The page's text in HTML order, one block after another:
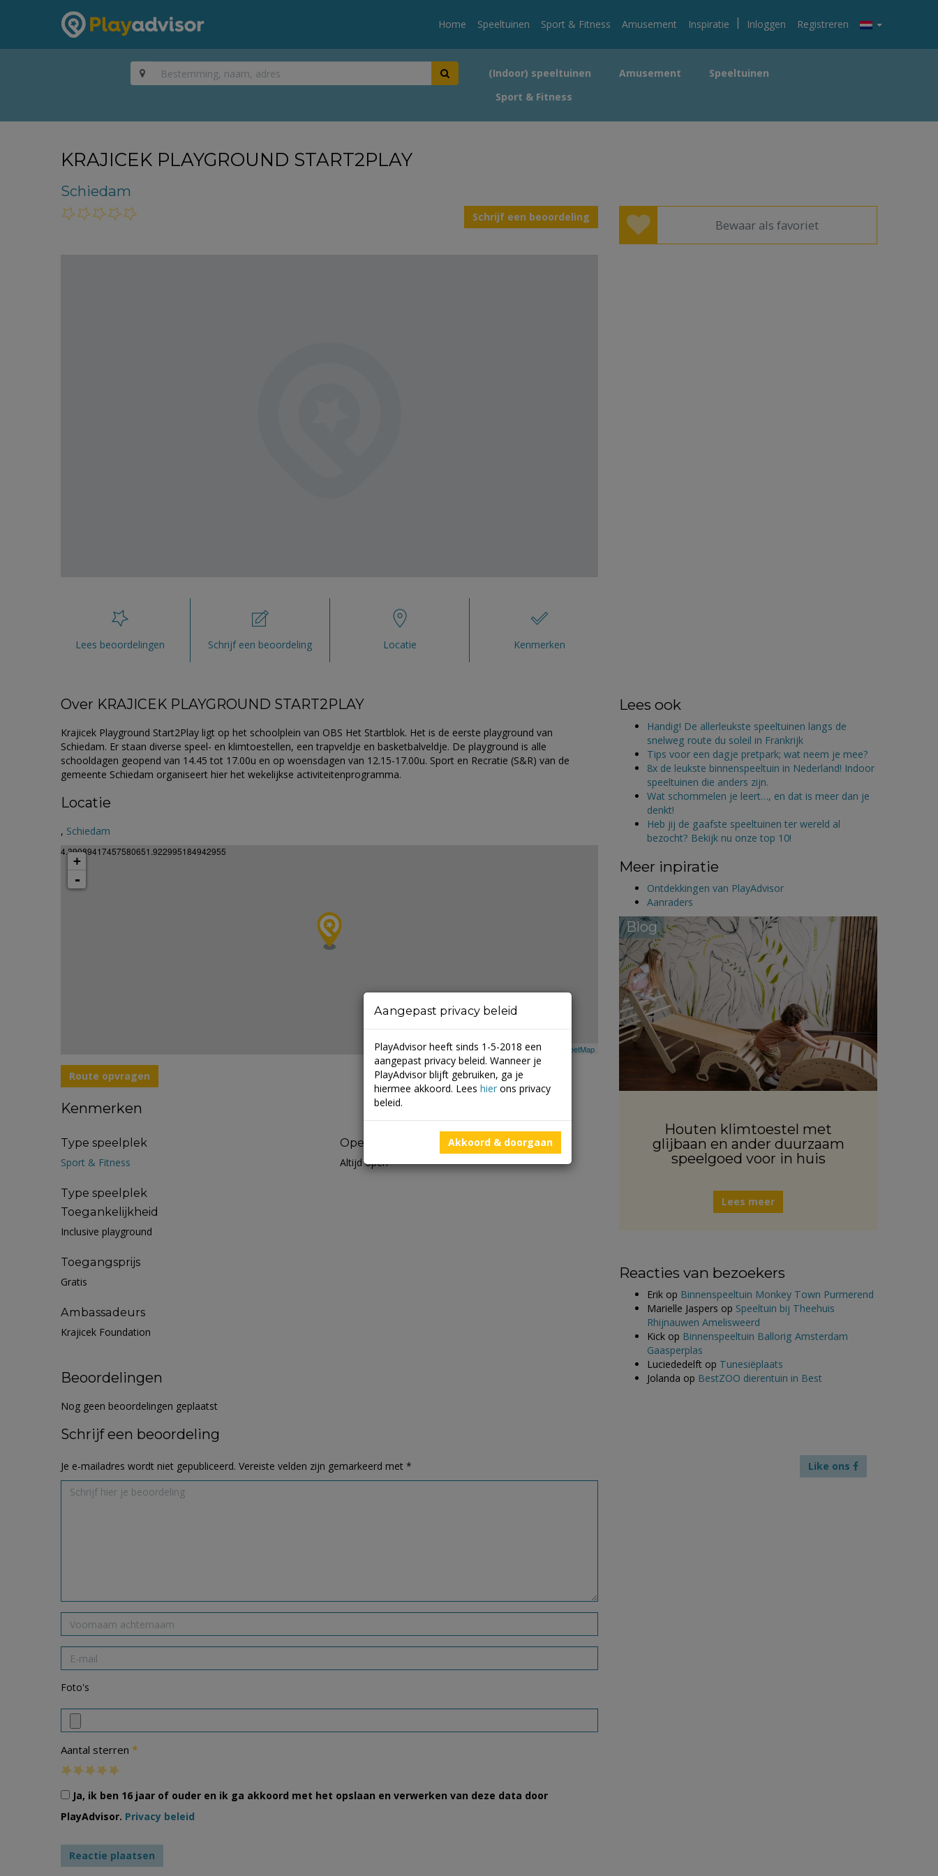
Home Speeltuinen Sport & Fitness Amusement Inspiratie | Inloggen Registreren
(Indoor) speeltuinen Amusement
Speeltuinen
Sport & Fitness
KRAJICEK PLAYGROUND START2PLAY
Schiedam
Schrijf een beoordeling
Bewaar als favoriet
Lees beoordelingen Schrijf een beoordeling Locatie Kenmerken
Over KRAJICEK PLAYGROUND START2PLAY
Krajicek Playground Start2Play ligt op het schoolplein van OBS Het Startblok. Het is de eerste playground van
Schiedam. Er staan diverse speel- en klimtoestellen, een trapveldje en basketbalveldje. De playground is alle
schooldagen geopend van 14.45 tot 17.00u en op woensdagen van 12.15-17.00u. Sport en Recratie (S&R) van de
gemeente Schiedam organiseert hier het wekelijkse activiteitenprogramma.
Locatie
, Schiedam
4.39089417457580651.922995184942955
+
-
Leaflet| ©Mapbox© OpenStreetMap
Route opvragen
Kenmerken
Type speelplek
Sport & Fitness
Type speelplek
Toegankelijkheid
Inclusive playground
Toegangsprijs
Gratis
Ambassadeurs
Krajicek Foundation
Openingstijden
Altijd open
Beoordelingen
Nog geen beoordelingen geplaatst
Schrijf een beoordeling
Je e-mailadres wordt niet gepubliceerd. Vereiste velden zijn gemarkeerd met *
Foto's
Aantal sterren *
Ja, ik ben 16 jaar of ouder en ik ga akkoord met het opslaan en verwerken van deze data door
PlayAdvisor. Privacy beleid
Lees ook
Handig! De allerleukste speeltuinen langs de
snelweg route du soleil in Frankrijk
Tips voor een dagje pretpark; wat neem je mee?
8x de leukste binnenspeeltuin in Nederland! Indoor
speeltuinen die anders zijn.
Wat schommelen je leert…, en dat is meer dan je
denkt!
Heb jij de gaafste speeltuinen ter wereld al
bezocht? Bekijk nu onze top 10!
Meer inpiratie
Ontdekkingen van PlayAdvisor
Aanraders
Blog
Houten klimtoestel met
glijbaan en ander duurzaam
speelgoed voor in huis
Lees meer
Reacties van bezoekers
Erik op Binnenspeeltuin Monkey Town Purmerend
Marielle Jaspers op Speeltuin bij Theehuis
Rhijnauwen Amelisweerd
Kick op Binnenspeeltuin Ballorig Amsterdam
Gaasperplas
Luciededelft op Tunesiëplaats
Jolanda op BestZOO dierentuin in Best
Like ons
Aangepast privacy beleid
PlayAdvisor heeft sinds 1-5-2018 een
aangepast privacy beleid. Wanneer je
PlayAdvisor blijft gebruiken, ga je
hiermee akkoord. Lees hier ons privacy
beleid.
Akkoord & doorgaan